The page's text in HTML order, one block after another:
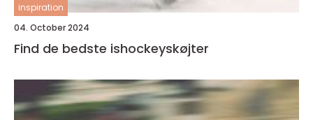
inspiration
04. October 2024
Find de bedste ishockeyskøjter